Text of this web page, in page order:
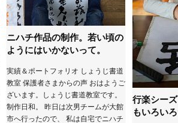
ニハチ作品の制作。若い頃の
ようにはいかないって。
実績＆ポートフォリオ しょうじ書道
教室 保護者さまからの声 おはようご
ざいます。しょうじ書道教室です。
制作日和。 昨日は次男チームが大館
市へ行ったので、 私は自宅でニハチ
行楽シー
もいろいろ